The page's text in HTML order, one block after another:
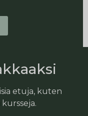
etuja, kuten